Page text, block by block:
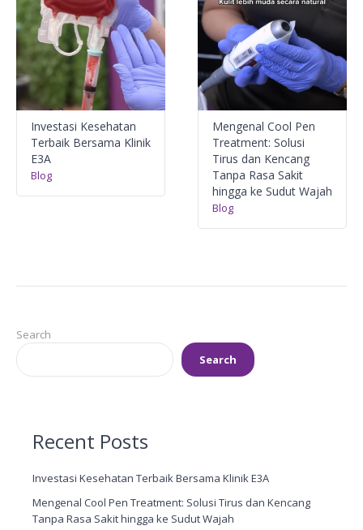
Investasi Kesehatan
Terbaik Bersama Klinik
E3A
Blog
Mengenal Cool Pen
Treatment: Solusi
Tirus dan Kencang
Tanpa Rasa Sakit
hingga ke Sudut Wajah
Blog
Search
Search
Recent Posts
Investasi Kesehatan Terbaik Bersama Klinik E3A
Mengenal Cool Pen Treatment: Solusi Tirus dan Kencang
Tanpa Rasa Sakit hingga ke Sudut Wajah